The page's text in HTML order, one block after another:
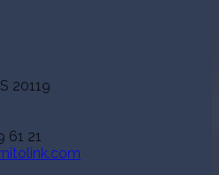
20119
61 21